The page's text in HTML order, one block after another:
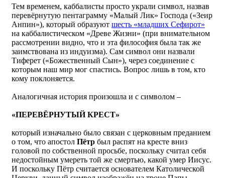
Тем временем, каббалисты просто украли символ, назвав
перевёрнутую пентаграмму «Малый Лик» Господа («Зеир
Анпин»), который образуют шесть «младших Сефирот»
на каббалистическом «Древе Жизни» (при внимательном
рассмотрении видно, что и эта философия была так же
заимствована из индуизма). Сам символ они назвали
Тиферет («Божественный Сын»), через соединение с
которым наш мир мог спастись. Вопрос лишь в том, кто
кому поклоняется.
Аналогичная история произошла и с символом –
«ПЕРЕВЁРНУТЫЙ КРЕСТ»
который изначально было связан с церковным преданием
о том, что апостол Пётр был распят на кресте вниз
головой по собственной просьбе, поскольку считал себя
недостойным умереть той же смертью, какой умер Иисус.
И поскольку Пётр считается основателем Католической